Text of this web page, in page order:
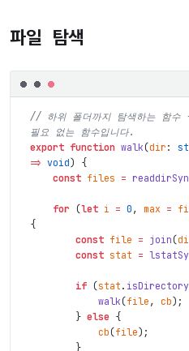
파일 탐색
// 하위 폴더까지 탐색하는 함수
필요 없는 함수입니다.
export function walk(dir :
=> void)
{
const files =
for (let i = 0 , max =
{
const file = join(
const stat =
if (stat . isDirectory
walk(file , cb) ;
} else {
cb(file) ;
}